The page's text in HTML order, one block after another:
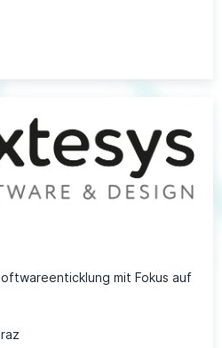
mit Fokus auf